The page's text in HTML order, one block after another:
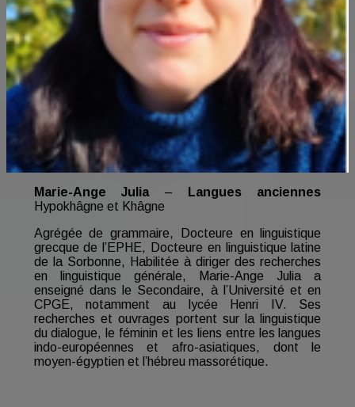
Marie-Ange Julia –
Langues anciennes
Hypokhâgne et Khâgne
Agrégée de grammaire, Docteure en linguistique
grecque de l’EPHE, Docteure en linguistique latine
de la Sorbonne, Habilitée à diriger des recherches
en linguistique générale, Marie-Ange Julia a
enseigné dans le Secondaire, à l’Université et en
CPGE, notamment au lycée Henri IV. Ses
recherches et ouvrages portent sur la linguistique
du dialogue, le féminin et les liens entre les langues
indo-européennes et afro-asiatiques, dont le
moyen-égyptien et l’hébreu massorétique.